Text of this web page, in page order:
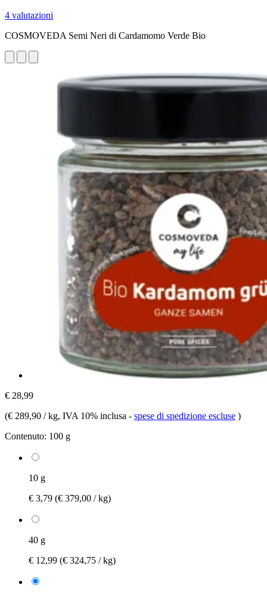
4 valutazioni
COSMOVEDA Semi Neri di Cardamomo Verde Bio
€ 28,99
(€ 289,90 / kg, IVA 10% inclusa - spese di spedizione escluse )
Contenuto: 100 g
10 g
€ 3,79 (€ 379,00 / kg)
40 g
€ 12,99 (€ 324,75 / kg)